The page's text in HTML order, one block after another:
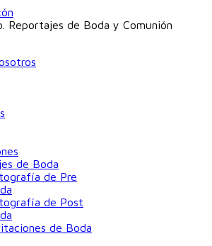
Reportajes de Boda y Comunión
de Boda
de Pre
de Post
de Boda